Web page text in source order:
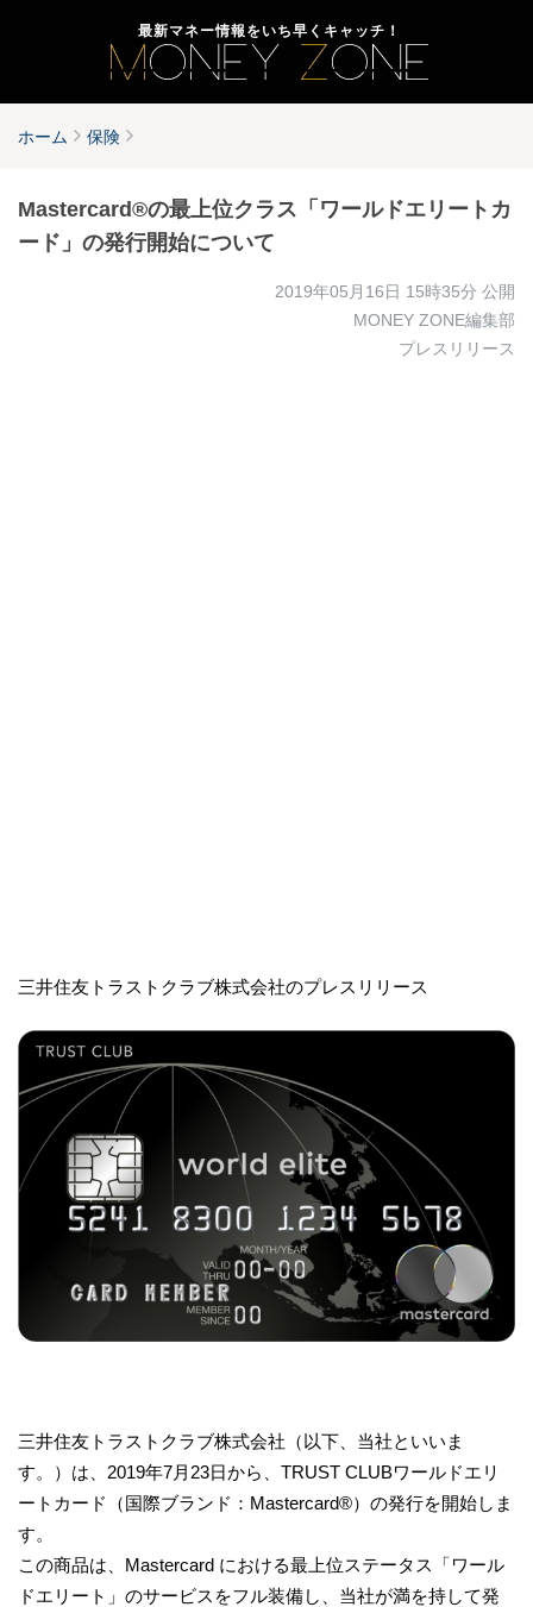
最新マネー情報をいち早くキャッチ！
ホーム 保険
Mastercard®の最上位クラス「ワールドエリートカ
ード」の発行開始について
2019年05月16日 15時35分 公開
MONEY ZONE編集部
プレスリリース
三井住友トラストクラブ株式会社のプレスリリース
三井住友トラストクラブ株式会社（以下、当社といいま
す。）は、2019年7月23日から、TRUST CLUBワールドエリ
ートカード（国際ブランド：Mastercard®）の発行を開始しま
す。
この商品は、Mastercard における最上位ステータス「ワール
ドエリート」のサービスをフル装備し、当社が満を持して発